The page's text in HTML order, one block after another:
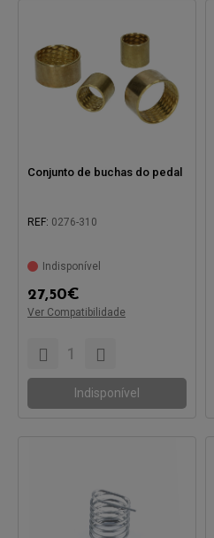
Conjunto de buchas do pedal
REF: 0276-310
Indisponível
27,50€
Ver Compatibilidade
Compatível com:
Indisponível